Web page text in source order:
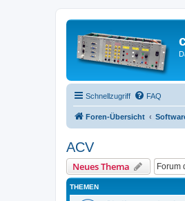
Schnellzugriff FAQ
Foren-Übersicht
ACV
Neues Thema
THEMEN